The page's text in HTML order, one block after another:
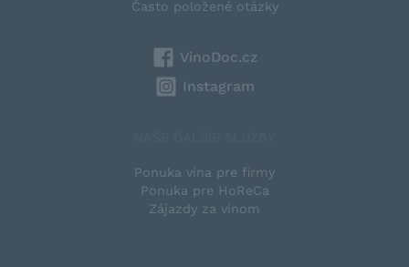
Často položené otázky
VinoDoc.cz
Instagram
Ponuka vína pre firmy
Ponuka pre HoReCa
Zájazdy za vínom